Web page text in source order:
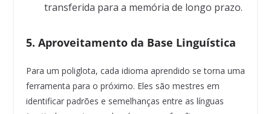
transferida para a memória de longo prazo.
5. Aproveitamento da Base Linguística
Para um poliglota, cada idioma aprendido se torna uma
ferramenta para o próximo. Eles são mestres em
identificar padrões e semelhanças entre as línguas